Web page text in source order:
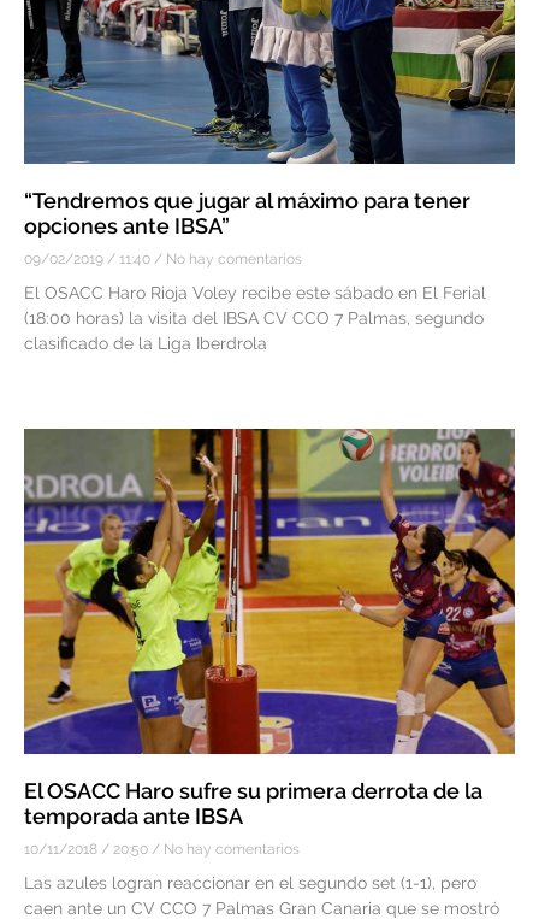
“Tendremos que jugar al máximo para tener
opciones ante IBSA”
09/02/2019 11:40 No hay comentarios
El OSACC Haro Rioja Voley recibe este sábado en El Ferial
(18:00 horas) la visita del IBSA CV CCO 7 Palmas, segundo
clasificado de la Liga Iberdrola
El OSACC Haro sufre su primera derrota de la
temporada ante IBSA
10/11/2018 20:50 No hay comentarios
Las azules logran reaccionar en el segundo set (1-1), pero
caen ante un CV CCO 7 Palmas Gran Canaria que se mostró